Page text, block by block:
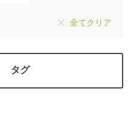
全てクリア
タグ